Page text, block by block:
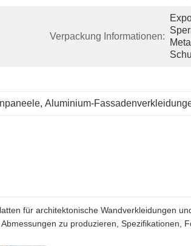
Verpackung Informationen:
, Aluminium-
für architektonische Wandverkleidungen
zu produzieren, Spezifikationen,